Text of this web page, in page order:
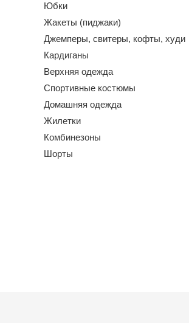
Юбки
Жакеты (пиджаки)
Джемперы, свитеры, кофты, худи
Кардиганы
Верхняя одежда
Спортивные костюмы
Домашняя одежда
Жилетки
Комбинезоны
Шорты